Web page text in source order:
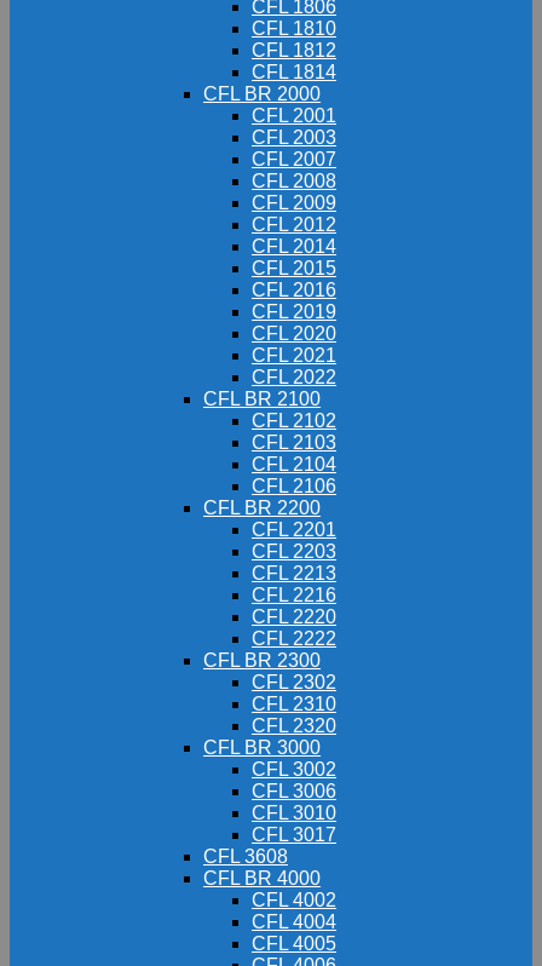
CFL 1806
CFL 1810
CFL 1812
CFL 1814
CFL BR 2000
CFL 2001
CFL 2003
CFL 2007
CFL 2008
CFL 2009
CFL 2012
CFL 2014
CFL 2015
CFL 2016
CFL 2019
CFL 2020
CFL 2021
CFL 2022
CFL BR 2100
CFL 2102
CFL 2103
CFL 2104
CFL 2106
CFL BR 2200
CFL 2201
CFL 2203
CFL 2213
CFL 2216
CFL 2220
CFL 2222
CFL BR 2300
CFL 2302
CFL 2310
CFL 2320
CFL BR 3000
CFL 3002
CFL 3006
CFL 3010
CFL 3017
CFL 3608
CFL BR 4000
CFL 4002
CFL 4004
CFL 4005